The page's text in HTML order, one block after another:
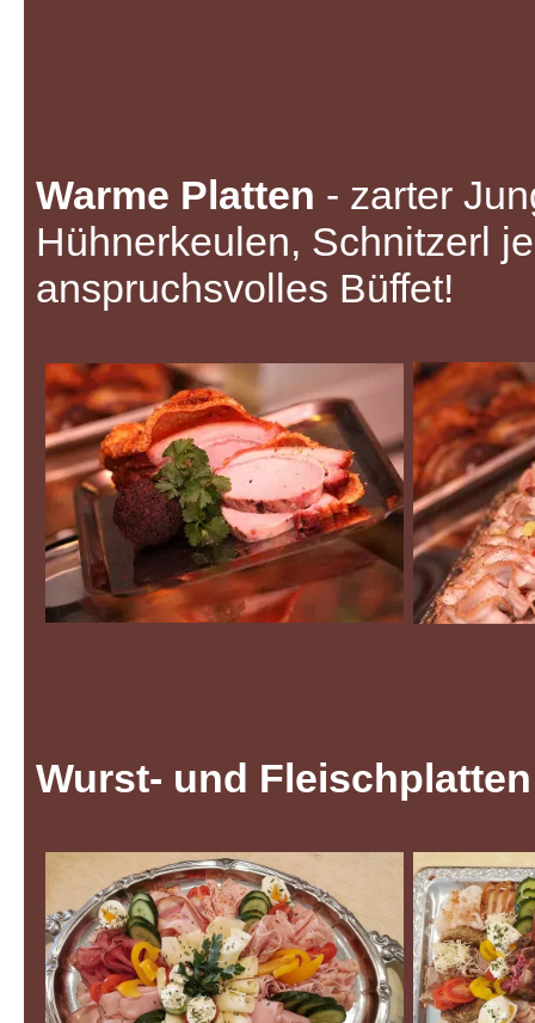
Warme Platten - zarter
Hühnerkeulen, Schnitzerl
anspruchsvolles Büffet!
Wurst- und Fleischplatten